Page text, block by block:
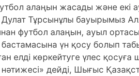
алаңын жасады және
Дулат Тұрсынұлы бауырымыз
футбол алаңын, ауыл
үн қосу болып
елді көркейтуге үлес
дейді, Шығыс